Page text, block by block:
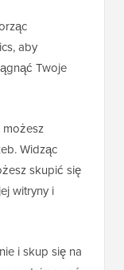
aby
Twoje
Widząc
skupić się
witryny i
i skup się na